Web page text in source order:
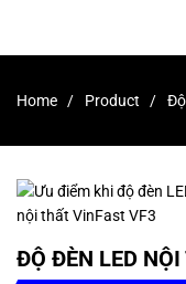
Home Product
ĐỘ ĐÈN LED